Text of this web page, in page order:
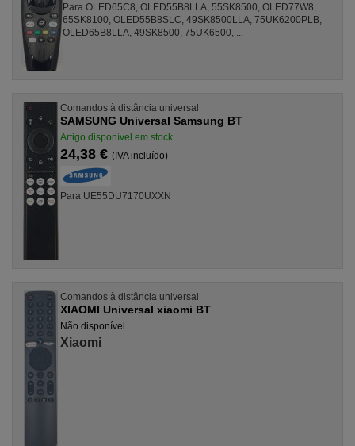
Para OLED65C8, OLED55B8LLA, 55SK8500, OLED77W8,
65SK8100, OLED55B8SLC, 49SK8500LLA, 75UK6200PLB,
OLED65B8LLA, 49SK8500, 75UK6500, ...
Comandos à distância universal
SAMSUNG Universal Samsung BT
Artigo disponível em stock
24,38 € (IVA incluído)
Para UE55DU7170UXXN
Comandos à distância universal
XIAOMI Universal xiaomi BT
Não disponível
Xiaomi